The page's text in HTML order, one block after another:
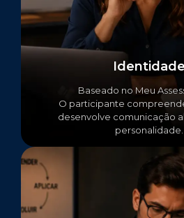
Identidade
Baseado no Meu
O participante
desenvolve comunicação
personalidade.